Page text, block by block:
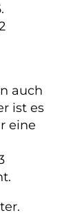
auch
ist es
eine